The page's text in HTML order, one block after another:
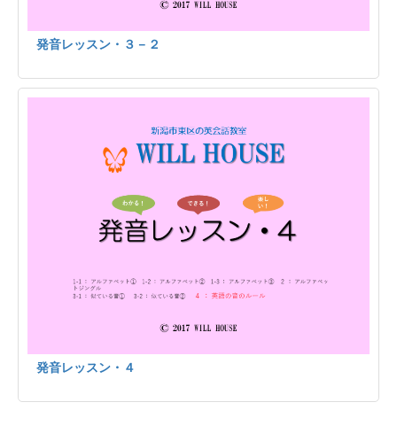
発音レッスン・３－２
発音レッスン・４